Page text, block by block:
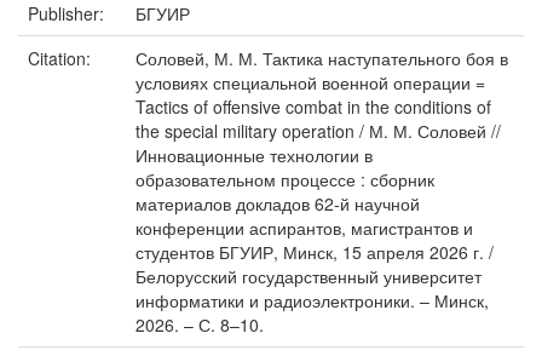
Publisher:
БГУИР
Citation:
Соловей, М. М. Тактика наступательного боя в
условиях специальной военной операции =
Tactics of offensive combat in the conditions of
the special military operation / М. М. Соловей //
Инновационные технологии в
образовательном процессе : сборник
материалов докладов 62-й научной
конференции аспирантов, магистрантов и
студентов БГУИР, Минск, 15 апреля 2026 г. /
Белорусский государственный университет
информатики и радиоэлектроники. – Минск,
2026. – С. 8–10.